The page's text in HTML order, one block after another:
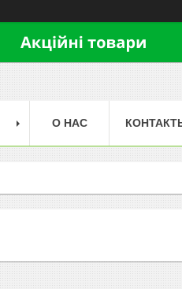
О НАС